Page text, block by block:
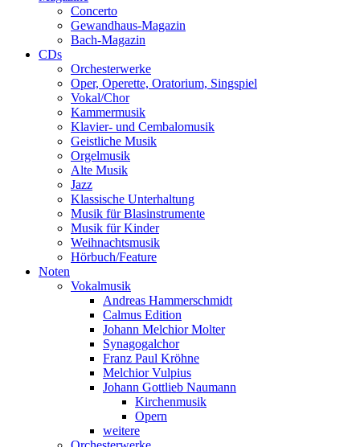
Concerto
Gewandhaus-Magazin
Bach-Magazin
CDs
Orchesterwerke
Oper, Operette, Oratorium, Singspiel
Vokal/Chor
Kammermusik
Klavier- und Cembalomusik
Geistliche Musik
Orgelmusik
Alte Musik
Jazz
Klassische Unterhaltung
Musik für Blasinstrumente
Musik für Kinder
Weihnachtsmusik
Hörbuch/Feature
Noten
Vokalmusik
Andreas Hammerschmidt
Calmus Edition
Johann Melchior Molter
Synagogalchor
Franz Paul Kröhne
Melchior Vulpius
Johann Gottlieb Naumann
Kirchenmusik
Opern
weitere